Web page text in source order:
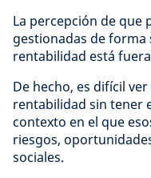
La percepción de que
gestionadas de forma
rentabilidad está
De hecho, es difícil
rentabilidad sin tener
contexto en el que
riesgos,
sociales.